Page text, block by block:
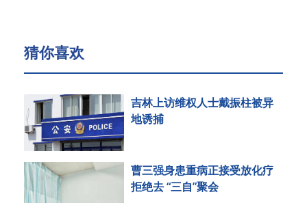
猜你喜欢
吉林上访维权人士戴振柱被异
地诱捕
曹三强身患重病正接受放化疗
拒绝去 “三自”聚会